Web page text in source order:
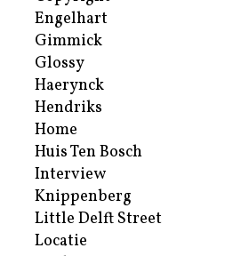
Engelhart
Gimmick
Glossy
Haerynck
Hendriks
Home
Huis Ten Bosch
Interview
Knippenberg
Little Delft Street
Locatie